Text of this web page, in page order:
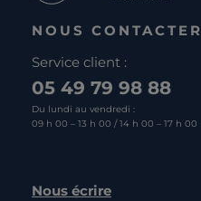
NOUS CONTACTER
Service client :
05 49 79 98 88
Du lundi au vendredi :
09 h 00 – 13 h 00 / 14 h 00 – 17 h 00
Nous écrire